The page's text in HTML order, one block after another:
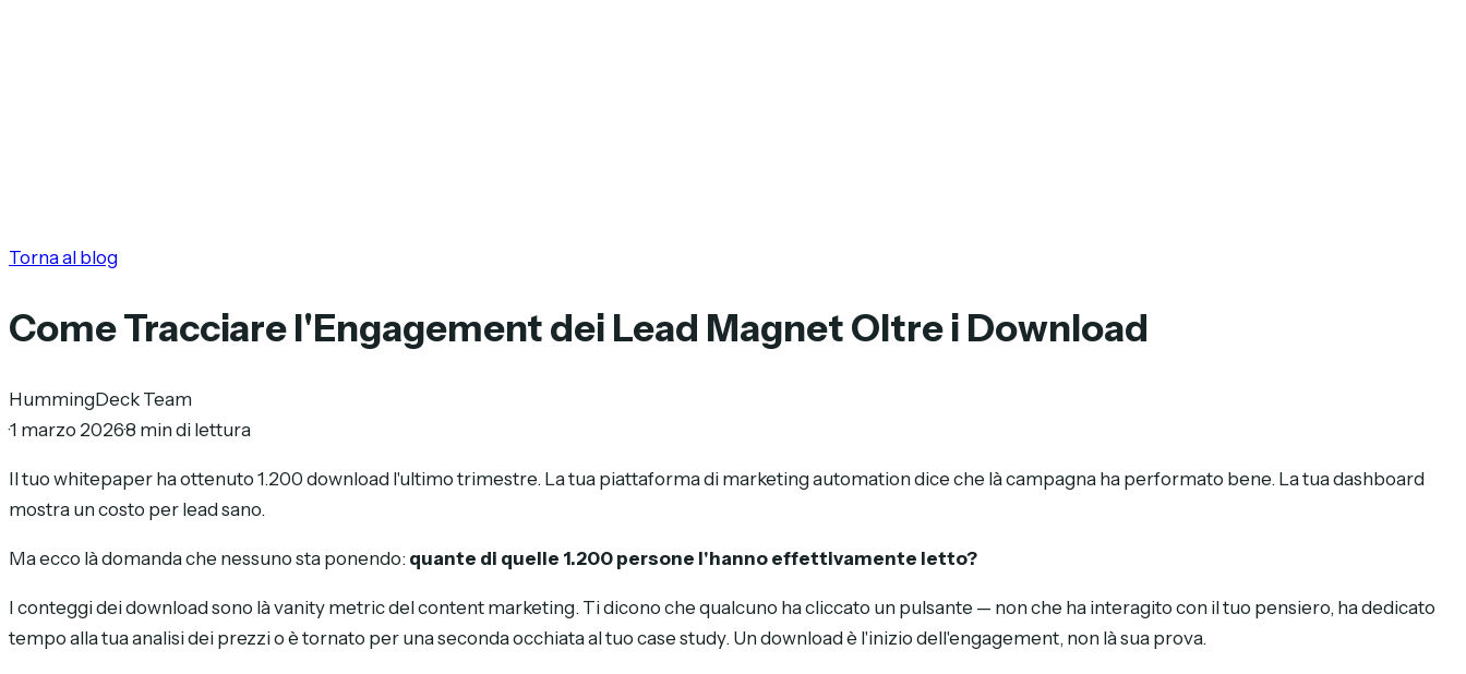
Torna al blog
Come Tracciare l'Engagement dei Lead Magnet Oltre i Download
HummingDeck Team
·1 marzo 2026·8 min di lettura
Il tuo whitepaper ha ottenuto 1.200 download l'ultimo trimestre. La tua piattaforma di marketing automation dice che là campagna ha performato bene. La tua dashboard
mostra un costo per lead sano.
Ma ecco là domanda che nessuno sta ponendo: quante di quelle 1.200 persone l'hanno effettivamente letto?
I conteggi dei download sono là vanity metric del content marketing. Ti dicono che qualcuno ha cliccato un pulsante — non che ha interagito con il tuo pensiero, ha dedicato
tempo alla tua analisi dei prezzi o è tornato per una seconda occhiata al tuo case study. Un download è l'inizio dell'engagement, non là sua prova.